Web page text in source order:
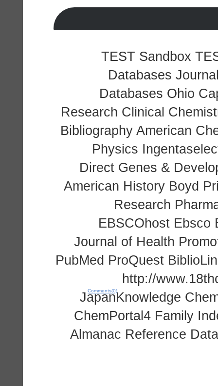
TEST Sandbox
Databases
Databases Ohio
Research Clinical
Bibliography American
Physics
Direct Genes &
American History Boyd
Research
EBSCOhost Ebsco
Journal of Health
PubMed ProQuest
http://
JapanKnowledge
ChemPortal4 Family
Almanac Reference
Comments(0)